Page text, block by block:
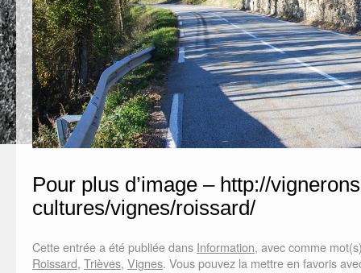
Pour plus d’image – http://
cultures/vignes/roissard/
Cette entrée a été publiée dans Information, avec comme
Roissard, Trièves, Vignes. Vous pouvez la mettre en favoris